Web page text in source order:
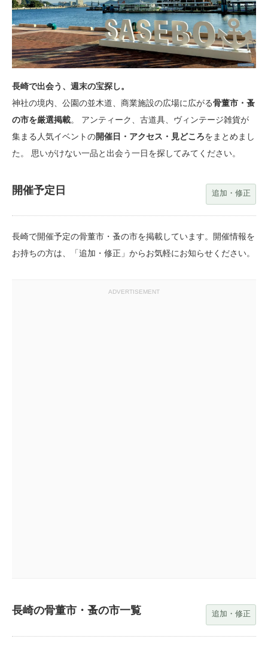
長崎で出会う、週末の宝探し。
神社の境内、公園の並木道、商業施設の広場に広がる骨董市・蚤
の市を厳選掲載。 アンティーク、古道具、ヴィンテージ雑貨が
集まる人気イベントの開催日・アクセス・見どころをまとめまし
た。 思いがけない一品と出会う一日を探してみてください。
開催予定日 追加・修正
長崎で開催予定の骨董市・蚤の市を掲載しています。開催情報を
お持ちの方は、「追加・修正」からお気軽にお知らせください。
ADVERTISEMENT
長崎の骨董市・蚤の市一覧 追加・修正